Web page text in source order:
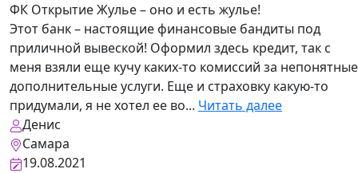
ФК ОткрытиеЖулье – оно и есть жулье!
Этот банк – настоящие финансовые бандиты под
приличной вывеской! Оформил здесь кредит, так с
меня взяли еще кучу каких-то комиссий за непонятные
дополнительные услуги. Еще и страховку какую-то
придумали, я не хотел ее во... Читать далее
Денис
Самара
19.08.2021